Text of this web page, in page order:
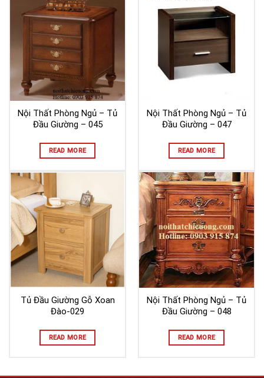
Nội Thất Phòng Ngủ – Tủ
Đầu Giường – 045
READ MORE
Nội Thất Phòng Ngủ – Tủ
Đầu Giường – 047
READ MORE
Tủ Đầu Giường Gỗ Xoan
Đào-029
READ MORE
Nội Thất Phòng Ngủ – Tủ
Đầu Giường – 048
READ MORE